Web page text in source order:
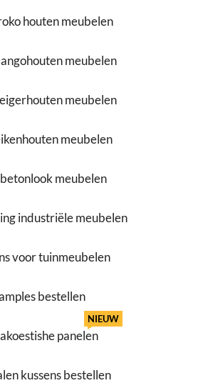
houten meubelen
meubelen
meubelen
meubelen
meubelen
industriële meubelen
voor tuinmeubelen
bestellen
panelen
NIEUW
kussens bestellen